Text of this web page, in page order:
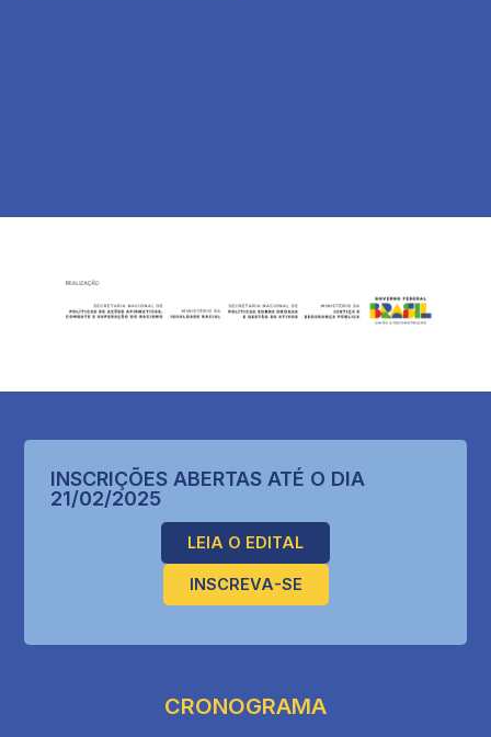
INSCRIÇÕES ABERTAS ATÉ O DIA
21/02/2025
LEIA O EDITAL
INSCREVA-SE
CRONOGRAMA